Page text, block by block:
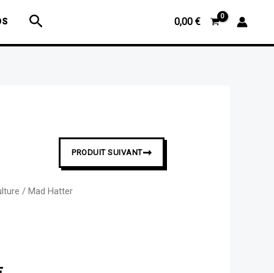
Rechercher 0,00 €
PRODUIT SUIVANT➞
/ Mad Hatter
Plage
à